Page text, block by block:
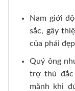
Nam giới
sắc, gây
của phái
Quý ông
trợ thủ
mãnh khi